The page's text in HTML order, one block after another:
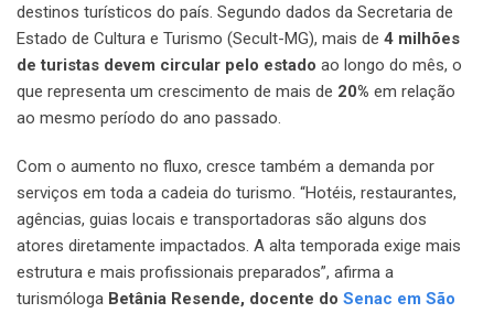
destinos turísticos do país. Segundo dados da Secretaria de
Estado de Cultura e Turismo (Secult-MG), mais de 4 milhões
de turistas devem circular pelo estado ao longo do mês, o
que representa um crescimento de mais de 20% em relação
ao mesmo período do ano passado.
Com o aumento no fluxo, cresce também a demanda por
serviços em toda a cadeia do turismo. “Hotéis, restaurantes,
agências, guias locais e transportadoras são alguns dos
atores diretamente impactados. A alta temporada exige mais
estrutura e mais profissionais preparados”, afirma a
turismóloga Betânia Resende, docente do Senac em São